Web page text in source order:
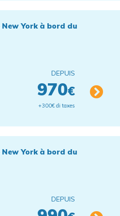
York à bord du
DEPUIS
970€
+300€ di taxes
York à bord du
DEPUIS